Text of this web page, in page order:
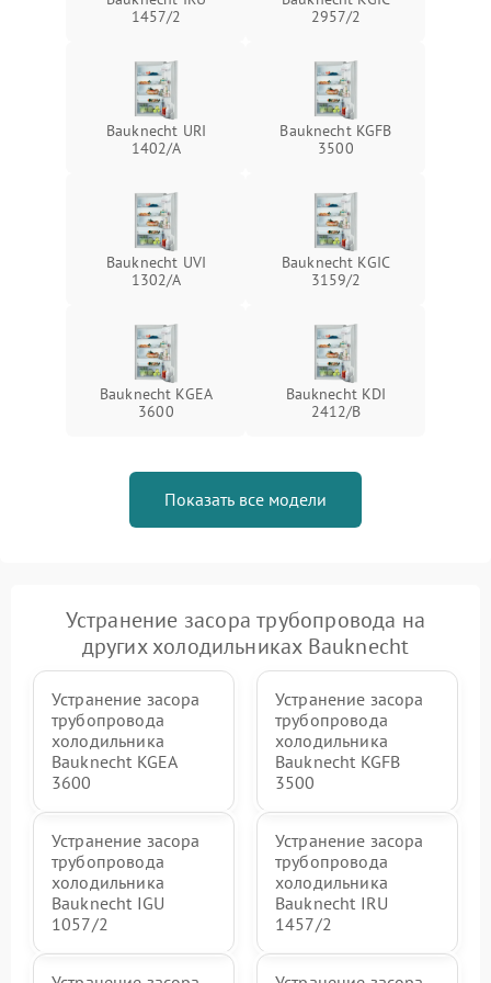
1457/2
2957/2
Bauknecht URI
1402/A
Bauknecht KGFB
3500
Bauknecht UVI
1302/A
Bauknecht KGIC
3159/2
Bauknecht KGEA
3600
Bauknecht KDI
2412/B
Показать все модели
Устранение засора трубопровода на
других холодильниках Bauknecht
Устранение засора
трубопровода
холодильника
Bauknecht KGEA
3600
Устранение засора
трубопровода
холодильника
Bauknecht KGFB
3500
Устранение засора
трубопровода
холодильника
Bauknecht IGU
1057/2
Устранение засора
трубопровода
холодильника
Bauknecht IRU
1457/2